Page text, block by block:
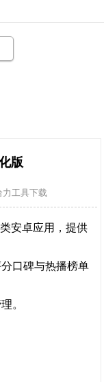
版
力工具下载
安卓应用，提供
口碑与热播榜单
。